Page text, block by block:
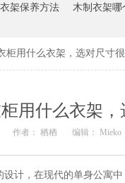
架保养方法 木制衣架哪
柜用什么衣架，选对尺寸很
用什么衣架，
作者： 栖栖 编辑： Mieko
设计，在现代的单身公寓